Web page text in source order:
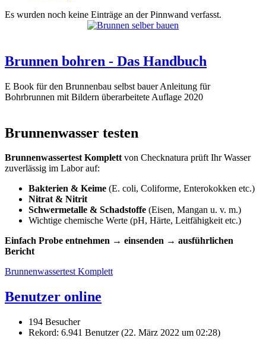
Es wurden noch keine Einträge an der Pinnwand verfasst.
Brunnen bohren - Das Handbuch
E Book für den Brunnenbau selbst bauer Anleitung für
Bohrbrunnen mit Bildern überarbeitete Auflage 2020
Brunnenwasser testen
Brunnenwassertest Komplettvon Checknatura prüft Ihr Wasser
zuverlässig im Labor auf:
Bakterien & Keime (E. coli, Coliforme, Enterokokken etc.)
Nitrat & Nitrit
Schwermetalle & Schadstoffe (Eisen, Mangan u. v. m.)
Wichtige chemische Werte (pH, Härte, Leitfähigkeit etc.)
Einfach Probe entnehmen → einsenden → ausführlichen
Bericht
Brunnenwassertest Komplett
Benutzer online
194 Besucher
Rekord: 6.941 Benutzer (22. März 2022 um 02:28)